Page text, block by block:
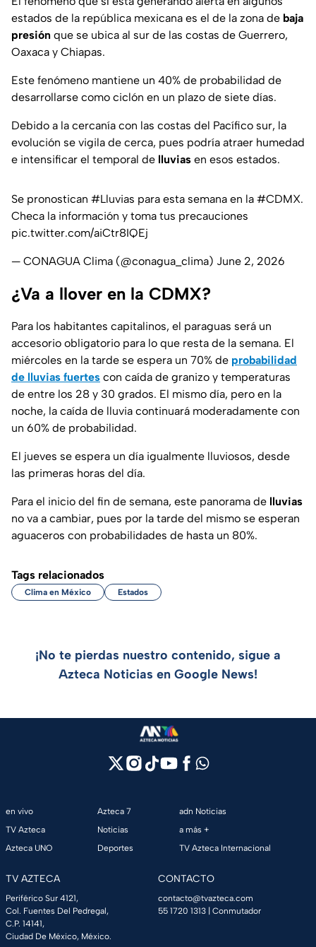
estados de la república mexicana es el de la zona de baja
presión que se ubica al sur de las costas de Guerrero,
Oaxaca y Chiapas.
Este fenómeno mantiene un 40% de probabilidad de
desarrollarse como ciclón en un plazo de siete días.
Debido a la cercanía con las costas del Pacífico sur, la
evolución se vigila de cerca, pues podría atraer humedad
e intensificar el temporal de lluvias en esos estados.
Se pronostican #Lluvias para esta semana en la #CDMX.
Checa la información y toma tus precauciones
pic.twitter.com/aiCtr8IQEj
— CONAGUA Clima (@conagua_clima) June 2, 2026
¿Va a llover en la CDMX?
Para los habitantes capitalinos, el paraguas será un
accesorio obligatorio para lo que resta de la semana. El
miércoles en la tarde se espera un 70% de probabilidad
de lluvias fuertes con caída de granizo y temperaturas
de entre los 28 y 30 grados. El mismo día, pero en la
noche, la caída de lluvia continuará moderadamente con
un 60% de probabilidad.
El jueves se espera un día igualmente lluviosos, desde
las primeras horas del día.
Para el inicio del fin de semana, este panorama de lluvias
no va a cambiar, pues por la tarde del mismo se esperan
aguaceros con probabilidades de hasta un 80%.
Tags relacionados
Clima en México Estados
¡No te pierdas nuestro contenido, sigue a
Azteca Noticias en Google News!
en vivo
TV Azteca
Azteca UNO
Azteca 7
Noticias
Deportes
adn Noticias
a más +
TV Azteca Internacional
TV AZTECA
Periférico Sur 4121,
Col. Fuentes Del Pedregal,
C.P. 14141,
Ciudad De México, México.
CONTACTO
contacto@tvazteca.com
55 1720 1313 | Conmutador